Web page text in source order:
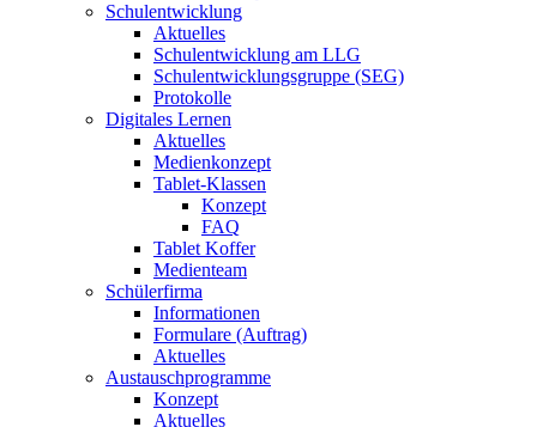
Schulentwicklung
Aktuelles
Schulentwicklung am LLG
Schulentwicklungsgruppe (SEG)
Protokolle
Digitales Lernen
Aktuelles
Medienkonzept
Tablet-Klassen
Konzept
FAQ
Tablet Koffer
Medienteam
Schülerfirma
Informationen
Formulare (Auftrag)
Aktuelles
Austauschprogramme
Konzept
Aktuelles